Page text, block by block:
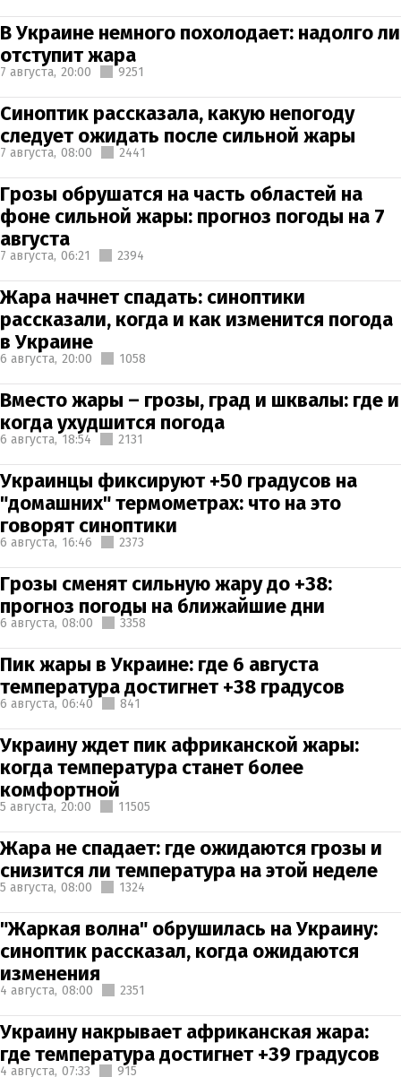
В Украине немного похолодает: надолго ли
отступит жара
7 августа, 20:00 9251
Синоптик рассказала, какую непогоду
следует ожидать после сильной жары
7 августа, 08:00 2441
Грозы обрушатся на часть областей на
фоне сильной жары: прогноз погоды на 7
августа
7 августа, 06:21 2394
Жара начнет спадать: синоптики
рассказали, когда и как изменится погода
в Украине
6 августа, 20:00 1058
Вместо жары – грозы, град и шквалы: где и
когда ухудшится погода
6 августа, 18:54 2131
Украинцы фиксируют +50 градусов на
"домашних" термометрах: что на это
говорят синоптики
6 августа, 16:46 2373
Грозы сменят сильную жару до +38:
прогноз погоды на ближайшие дни
6 августа, 08:00 3358
Пик жары в Украине: где 6 августа
температура достигнет +38 градусов
6 августа, 06:40 841
Украину ждет пик африканской жары:
когда температура станет более
комфортной
5 августа, 20:00 11505
Жара не спадает: где ожидаются грозы и
снизится ли температура на этой неделе
5 августа, 08:00 1324
"Жаркая волна" обрушилась на Украину:
синоптик рассказал, когда ожидаются
изменения
4 августа, 08:00 2351
Украину накрывает африканская жара:
где температура достигнет +39 градусов
4 августа, 07:33 915